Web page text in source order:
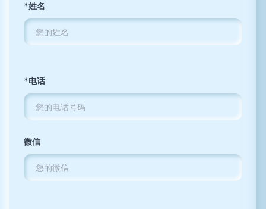
*姓名
*电话
微信